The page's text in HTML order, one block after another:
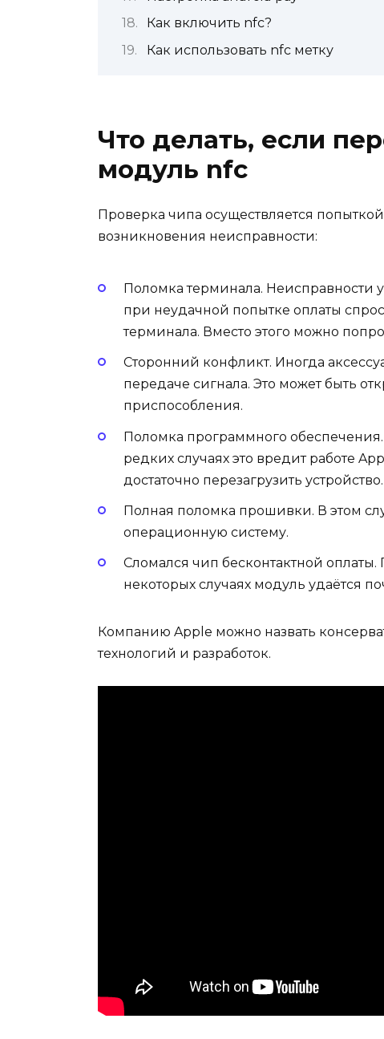
Как включить nfc?
Как использовать nfc метку
Что делать, если
модуль nfc
Проверка чипа осуществляется
возникновения неисправности:
Поломка терминала. Неисправности
при неудачной попытке оплаты
терминала. Вместо этого можно
Сторонний конфликт. Иногда
передаче сигнала. Это может быть
приспособления.
Поломка программного
редких случаях это вредит работе
достаточно перезагрузить устройство.
Полная поломка прошивки. В этом
операционную систему.
Сломался чип бесконтактной оплаты.
некоторых случаях модуль удаётся
Компанию Apple можно назвать
технологий и разработок.